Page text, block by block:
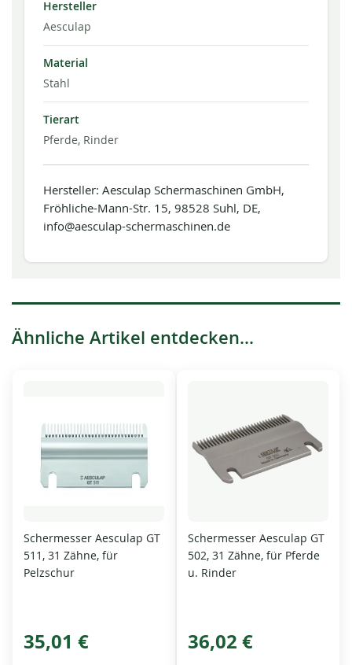
Hersteller
Aesculap
Material
Stahl
Tierart
Pferde, Rinder
Hersteller: Aesculap Schermaschinen GmbH,
Fröhliche-Mann-Str. 15, 98528 Suhl, DE,
info@aesculap-schermaschinen.de
Ähnliche Artikel entdecken...
Schermesser Aesculap GT
511, 31 Zähne, für
Pelzschur
35,01 €
Schermesser Aesculap GT
502, 31 Zähne, für Pferde
u. Rinder
36,02 €